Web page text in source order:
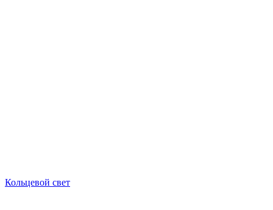
Кольцевой свет